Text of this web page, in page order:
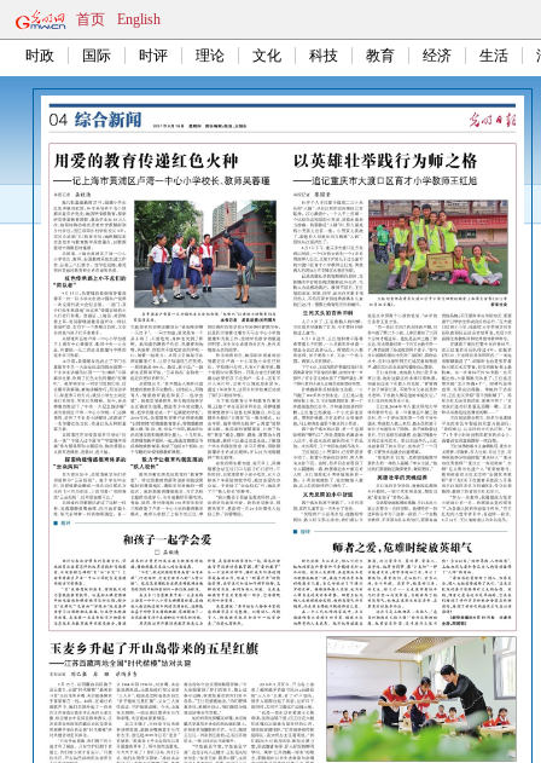
首页 English
时政 国际 时评 理论 文化 科技 教育 经济 生活